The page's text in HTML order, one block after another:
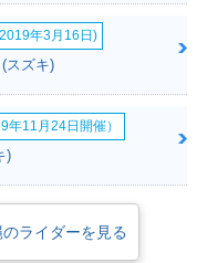
年3月16日)
スズキ)
11月24日開催）
)
ライダーを見る